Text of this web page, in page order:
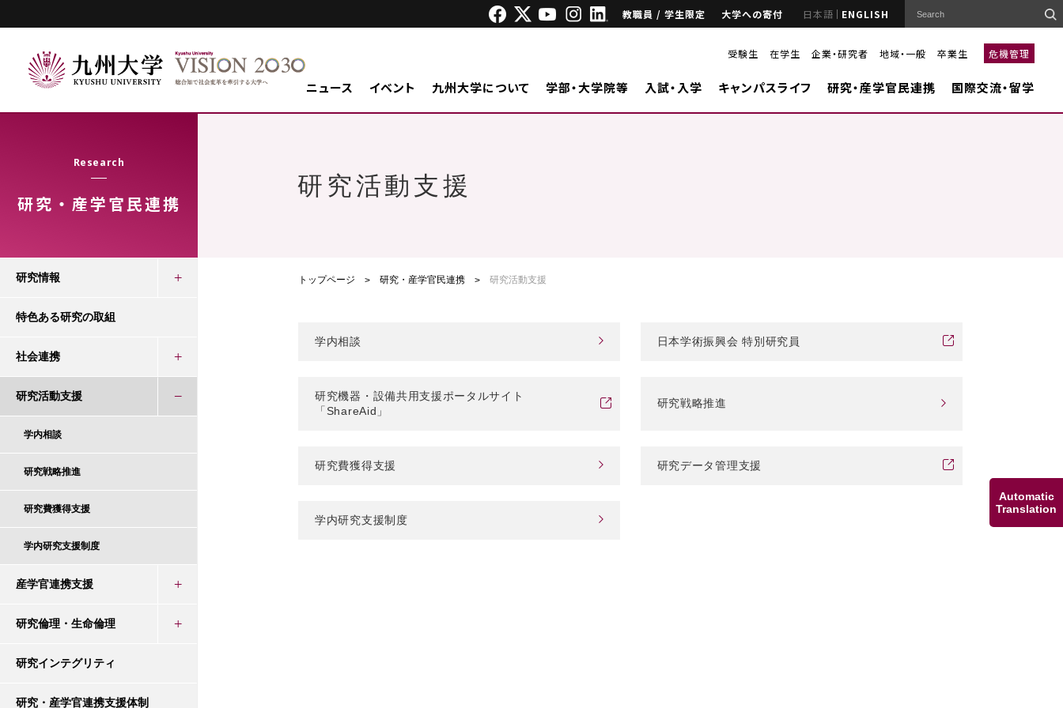
Automatic
Translation
教職員 / 学生限定 大学への寄付 日本語 ENGLISH
受験生 在学生 企業・研究者 地域・一般 卒業生 危機管理
ニュース イベント 九州大学について 学部・大学院等 入試・入学 キャンパスライフ 研究・産学官民連携 国際交流・留学
Research
研究・産学官民連携
研究活動支援
トップページ 研究・産学官民連携 研究活動支援
学内相談 日本学術振興会 特別研究員
研究機器・設備共用支援ポータルサイト
「ShareAid」
研究戦略推進
研究費獲得支援 研究データ管理支援
学内研究支援制度
研究情報
特色ある研究の取組
社会連携
研究活動支援
学内相談
研究戦略推進
研究費獲得支援
学内研究支援制度
産学官連携支援
研究倫理・生命倫理
研究インテグリティ
研究・産学官連携支援体制